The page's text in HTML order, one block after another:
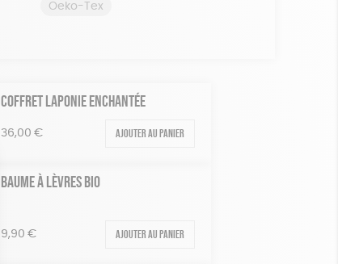
Oeko-Tex
COFFRET LAPONIE ENCHANTÉE
36,00 € Ajouter au panier
BAUME À LÈVRES BIO
9,90 € Ajouter au panier